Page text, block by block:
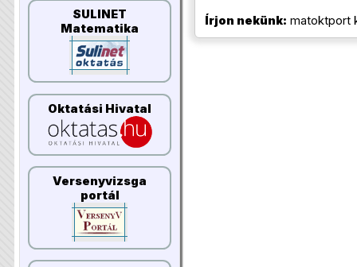
SULINET
Matematika
Oktatási Hivatal
Versenyvizsga
portál
Írjon nekünk: matoktport